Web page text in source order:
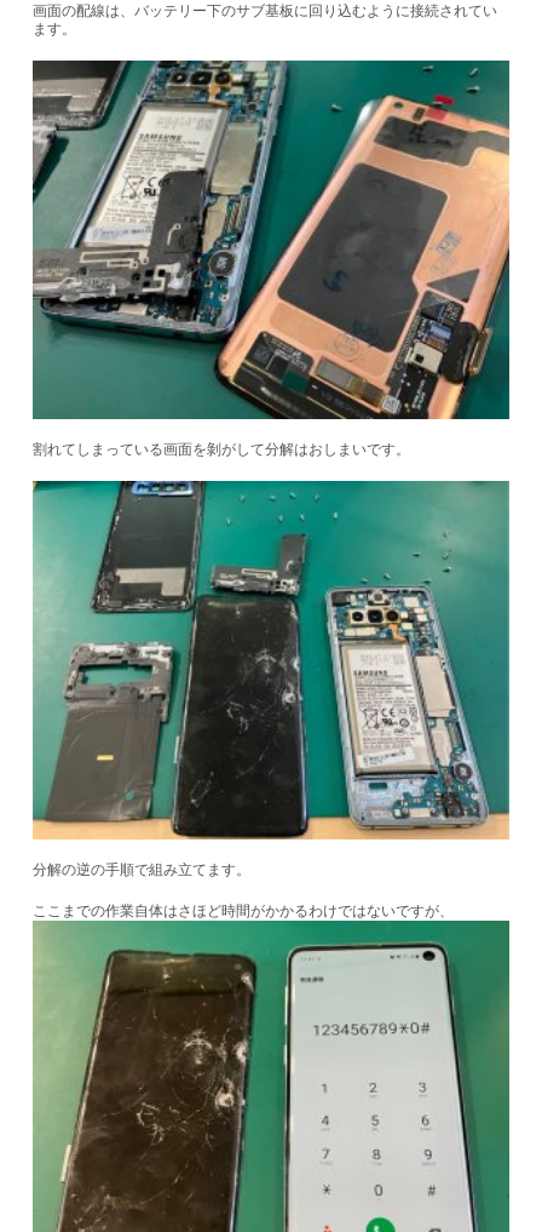
画面の配線は、バッテリー下のサブ基板に回り込むように接続されてい
ます。
割れてしまっている画面を剝がして分解はおしまいです。
分解の逆の手順で組み立てます。
ここまでの作業自体はさほど時間がかかるわけではないですが、